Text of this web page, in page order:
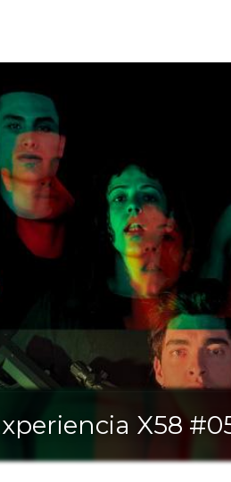
X58